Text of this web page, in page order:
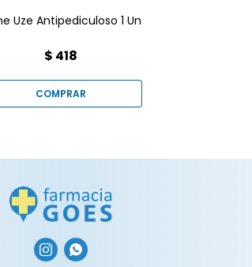
Uze Antipediculoso 1 Un
$ 418
 